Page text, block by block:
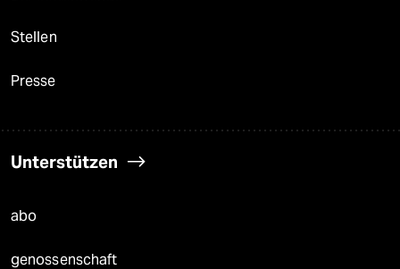
Stellen
Presse
Unterstützen
abo
genossenschaft